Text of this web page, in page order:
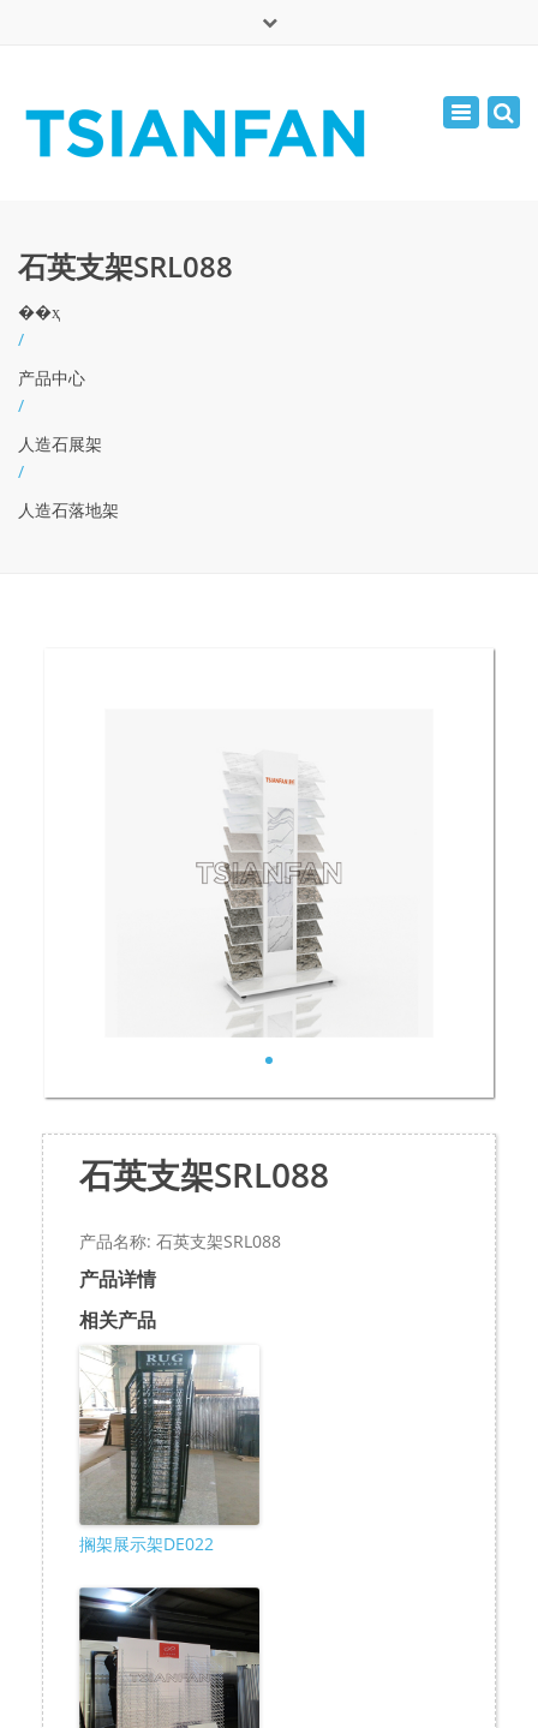
周一 - 周六: 7:00 - 17:00
Toggle
石英支架SRL088
��ҳ
/
产品中心
/
人造石展架
/
人造石落地架
石英支架SRL088
产品名称: 石英支架SRL088
产品详情
相关产品
搁架展示架DE022